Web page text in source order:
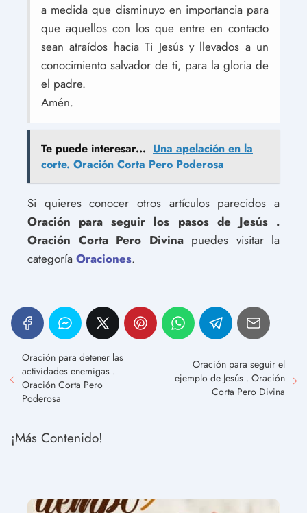
a medida que disminuyo en importancia para
que aquellos con los que entre en contacto
sean atraídos hacia Ti Jesús y llevados a un
conocimiento salvador de ti, para la gloria de
el padre.
Amén.
Te puede interesar... Una apelación en la
corte. Oración Corta Pero Poderosa
Si quieres conocer otros artículos parecidos a
Oración para seguir los pasos de Jesús .
Oración Corta Pero Divinapuedes visitar la
categoría Oraciones.
Oración para detener las
actividades enemigas .
Oración Corta Pero
Poderosa
Oración para seguir el
ejemplo de Jesús . Oración
Corta Pero Divina
¡Más Contenido!